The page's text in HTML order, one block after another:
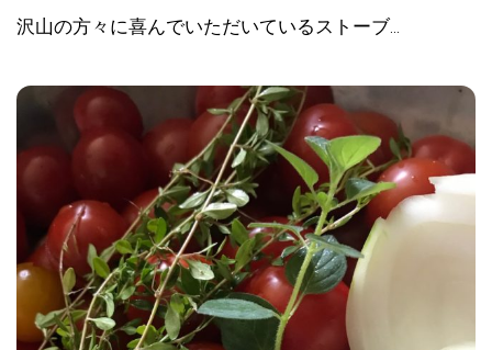
沢山の方々に喜んでいただいているストーブ...